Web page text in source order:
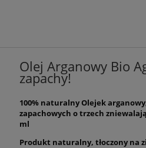
Olej Arganowy Bio
zapachy!
100% naturalny Olejek
zapachowych o trzech
ml
Produkt naturalny, tłoczony na